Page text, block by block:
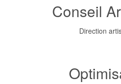
Conseil
Direction